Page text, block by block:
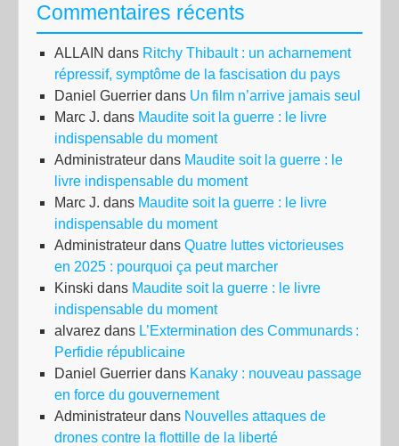
Commentaires récents
ALLAIN dans Ritchy Thibault : un acharnement
répressif, symptôme de la fascisation du pays
Daniel Guerrier dans Un film n’arrive jamais seul
Marc J. dans Maudite soit la guerre : le livre
indispensable du moment
Administrateur dans Maudite soit la guerre : le
livre indispensable du moment
Marc J. dans Maudite soit la guerre : le livre
indispensable du moment
Administrateur dans Quatre luttes victorieuses
en 2025 : pourquoi ça peut marcher
Kinski dans Maudite soit la guerre : le livre
indispensable du moment
alvarez dans L’Extermination des Communards :
Perfidie républicaine
Daniel Guerrier dans Kanaky : nouveau passage
en force du gouvernement
Administrateur dans Nouvelles attaques de
drones contre la flottille de la liberté